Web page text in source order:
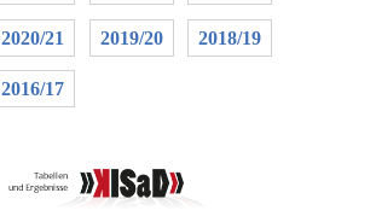
2020/21 2019/20 2018/19
2016/17